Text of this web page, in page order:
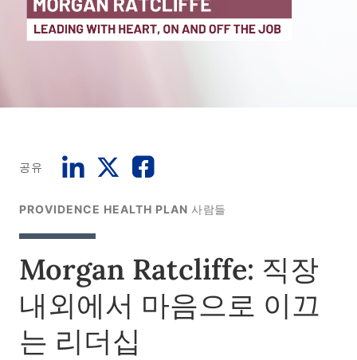
공유
PROVIDENCE HEALTH PLAN 사람들
Morgan Ratcliffe: 직장
내외에서 마음으로 이끄
는 리더십